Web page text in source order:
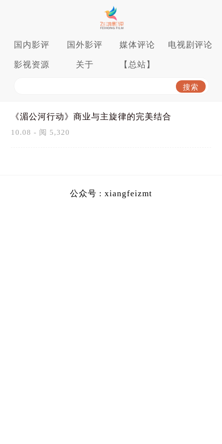
国内影评 国外影评 媒体评论 电视剧评论
影视资源 关于 【总站】
《湄公河行动》商业与主旋律的完美结合
10.08 - 阅 5,320
公众号 : xiangfeizmt